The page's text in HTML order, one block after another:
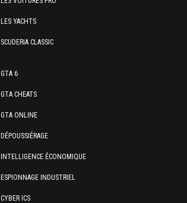
LES YACHTS
SCUDERIA CLASSIC
GTA 6
GTA CHEATS
GTA ONLINE
DÉPOUSSIÉRAGE
INTELLIGENCE ÉCONOMIQUE
ESPIONNAGE INDUSTRIEL
CYBER ICS